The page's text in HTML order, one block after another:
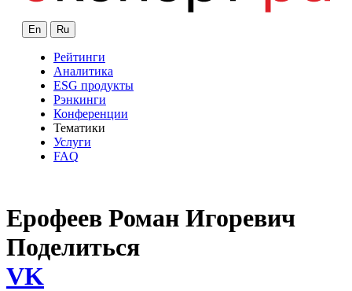
En Ru
Рейтинги
Аналитика
ESG продукты
Рэнкинги
Конференции
Тематики
Услуги
FAQ
Ерофеев Роман Игоревич
Поделиться
VK